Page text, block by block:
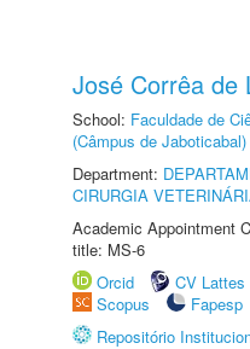
José Corrêa de
School: Faculdade de
(Câmpus de Jaboticabal)
Department:
CIRURGIA
Academic Appointment
title: MS-6
Orcid
CV Lattes
Scopus
Fapesp
Repositório